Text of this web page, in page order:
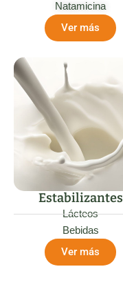
Natamicina
Ver más
Estabilizantes
Lácteos
Bebidas
Ver más